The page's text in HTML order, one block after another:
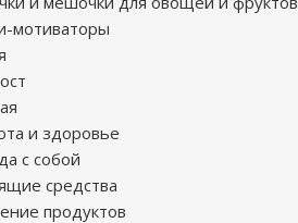
мотиваторы
и здоровье
с собой
средства
продуктов